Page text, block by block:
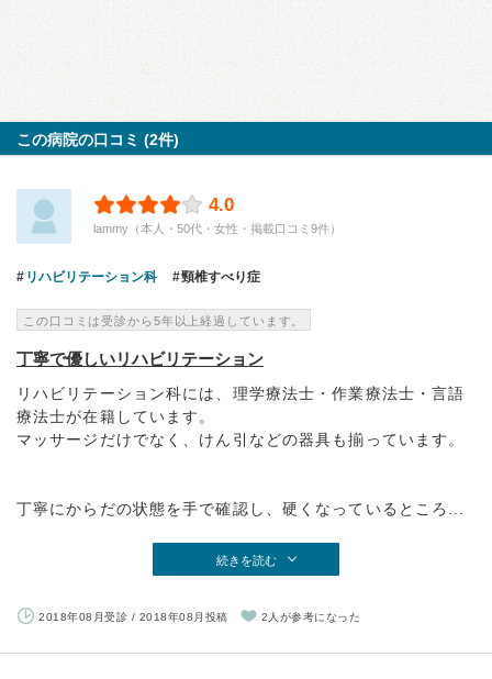
この病院の口コミ (2件)
4.0
lammy（本人・50代・女性・掲載口コミ9件）
リハビリテーション科 頸椎すべり症
この口コミは受診から5年以上経過しています。
丁寧で優しいリハビリテーション
リハビリテーション科には、理学療法士・作業療法士・言語
療法士が在籍しています。
マッサージだけでなく、けん引などの器具も揃っています。
丁寧にからだの状態を手で確認し、硬くなっているところ...
続きを読む
2018年08月受診 / 2018年08月投稿 2人が参考になった